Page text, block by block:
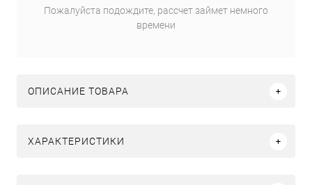
Пожалуйста подождите, рассчет займет немного
времени
ОПИСАНИЕ ТОВАРА
ХАРАКТЕРИСТИКИ